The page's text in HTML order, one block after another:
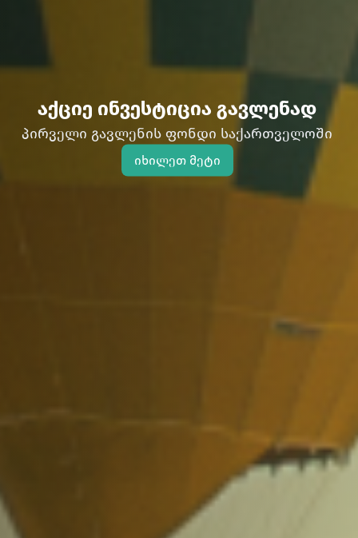
აქციე ინვესტიცია გავლენად
პირველი გავლენის ფონდი საქართველოში
იხილეთ მეტი